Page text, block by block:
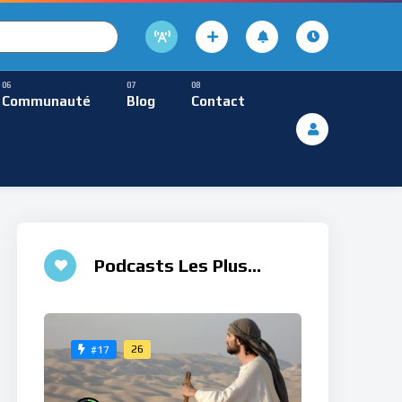
Lecture
Communauté Blog Contact
Méditative
Podcasts Les Plus
#17 26